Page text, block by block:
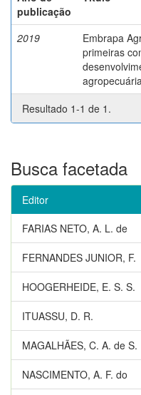
publicação
2019
Embrapa
primeiras
Resultado 1-1 de 1.
Busca facetada
Editor
FARIAS NETO, A. L. de
FERNANDES JUNIOR, F.
HOOGERHEIDE, E. S. S.
ITUASSU, D. R.
MAGALHÃES, C. A. de S.
NASCIMENTO, A. F. do